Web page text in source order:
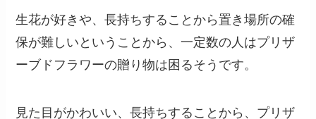
生花が好きや、長持ちすることから置き場所の確
保が難しいということから、一定数の人はプリザ
ーブドフラワーの贈り物は困るそうです。
見た目がかわいい、長持ちすることから、プリザ